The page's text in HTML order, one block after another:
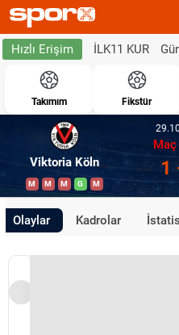
Hızlı Erişim İLK11 KUR
Takımım Fikstür
Viktoria Köln
M M M G M
Maç
1
Olaylar Kadrolar